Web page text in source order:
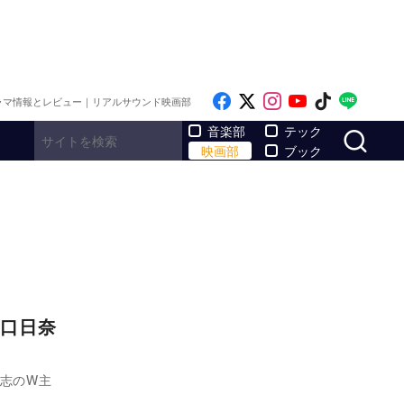
情報とレビュー｜リアルサウンド映画部 Like on Facebook
Follow on x
Follow on
Follow on
Follow
音楽部
映画部
テック
ブック
日奈
のW主